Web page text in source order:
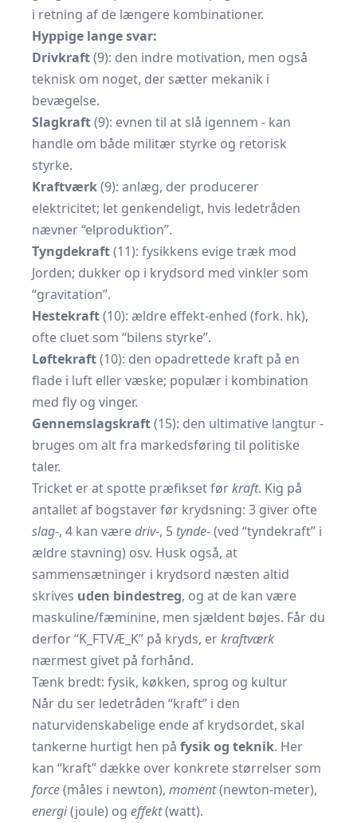
i retning af de længere kombinationer.
Hyppige lange svar:
Drivkraft(9): den indre motivation, men også
teknisk om noget, der sætter mekanik i
bevægelse.
Slagkraft(9): evnen til at slå igennem - kan
handle om både militær styrke og retorisk
styrke.
Kraftværk(9): anlæg, der producerer
elektricitet; let genkendeligt, hvis lede­tråden
nævner “elproduktion”.
Tyngdekraft(11): fysikkens evige træk mod
Jorden; dukker op i krydsord med vinkler som
“gravitation”.
Hestekraft(10): ældre effekt-enhed (fork. hk),
ofte cluet som “bilens styrke”.
Løftekraft(10): den opadrettede kraft på en
flade i luft eller væske; populær i kombination
med fly og vinger.
Gennemslagskraft(15): den ultimative langtur -
bruges om alt fra markedsføring til politiske
taler.
Tricket er at spotte præfikset førkraft. Kig på
antallet af bogstaver før krydsning: 3 giver ofte
slag-, 4 kan væredriv-, 5 tynde-(ved “tyndekraft” i
ældre stavning) osv. Husk også, at
sammensætninger i krydsord næsten altid
skrives uden bindestreg, og at de kan være
maskuline/fæminine, men sjældent bøjes. Får du
derfor “K_FTVÆ_K” på kryds, erkraftværk
nærmest givet på forhånd.
Tænk bredt: fysik, køkken, sprog og kultur
Når du ser ledetråden “kraft” i den
naturvidenskabelige ende af krydsordet, skal
tankerne hurtigt hen på fysik og teknik. Her
kan “kraft” dække over konkrete størrelser som
force(måles i newton), moment(newton-meter),
energi(joule) og effekt(watt).